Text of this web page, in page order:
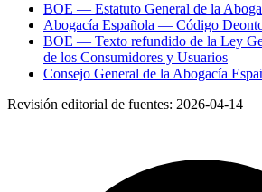
BOE — Estatuto General de la
Abogacía Española — Código
BOE — Texto refundido de la Ley
de los Consumidores y Usuarios
Consejo General de la Abogacía
Revisión editorial de fuentes: 2026-04-14